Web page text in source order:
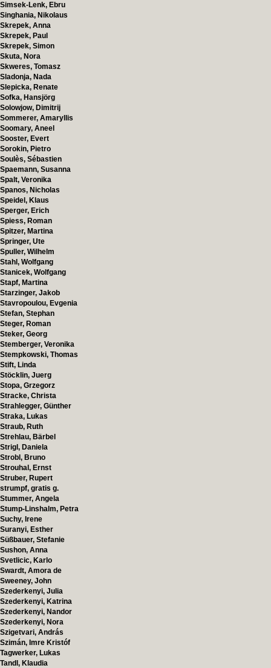
Simsek-Lenk, Ebru
Singhania, Nikolaus
Skrepek, Anna
Skrepek, Paul
Skrepek, Simon
Skuta, Nora
Skweres, Tomasz
Sladonja, Nada
Slepicka, Renate
Sofka, Hansjörg
Solowjow, Dimitrij
Sommerer, Amaryllis
Soomary, Aneel
Sooster, Evert
Sorokin, Pietro
Soulès, Sébastien
Spaemann, Susanna
Spalt, Veronika
Spanos, Nicholas
Speidel, Klaus
Sperger, Erich
Spiess, Roman
Spitzer, Martina
Springer, Ute
Spuller, Wilhelm
Stahl, Wolfgang
Stanicek, Wolfgang
Stapf, Martina
Starzinger, Jakob
Stavropoulou, Evgenia
Stefan, Stephan
Steger, Roman
Steker, Georg
Stemberger, Veronika
Stempkowski, Thomas
Stift, Linda
Stöcklin, Juerg
Stopa, Grzegorz
Stracke, Christa
Strahlegger, Günther
Straka, Lukas
Straub, Ruth
Strehlau, Bärbel
Strigl, Daniela
Strobl, Bruno
Strouhal, Ernst
Struber, Rupert
strumpf, gratis g.
Stummer, Angela
Stump-Linshalm, Petra
Suchy, Irene
Suranyi, Esther
Süßbauer, Stefanie
Sushon, Anna
Svetlicic, Karlo
Swardt, Amora de
Sweeney, John
Szederkenyi, Julia
Szederkenyi, Katrina
Szederkenyi, Nandor
Szederkenyi, Nora
Szigetvari, András
Szimán, Imre Kristóf
Tagwerker, Lukas
Tandl, Klaudia